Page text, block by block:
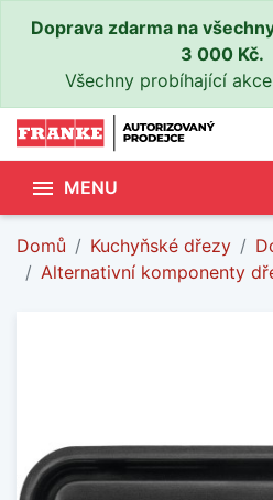
Doprava zdarma na
3 000 Kč.
Všechny probíhající akce
 MENU
Domů Kuchyňské dřezy
Alternativní komponenty